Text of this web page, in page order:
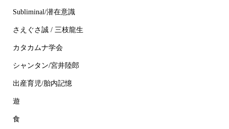
Subliminal/潜在意識
さえぐさ誠 / 三枝龍生
カタカムナ学会
シャンタン/宮井陸郎
出産育児/胎内記憶
遊
食